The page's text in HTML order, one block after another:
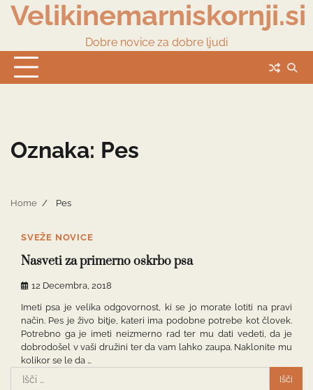
SkipVelikinemarniskornji.si
Dobre novice za dobre ljudi
Oznaka: Pes
Home Pes
SVEŽE NOVICE
Nasveti za primerno oskrbo psa
12 Decembra, 2018
Imeti psa je velika odgovornost, ki se jo morate lotiti na pravi
način. Pes je živo bitje, kateri ima podobne potrebe kot človek.
Potrebno ga je imeti neizmerno rad ter mu dati vedeti, da je
dobrodošel v vaši družini ter da vam lahko zaupa. Naklonite mu
kolikor se le da …
Išči: